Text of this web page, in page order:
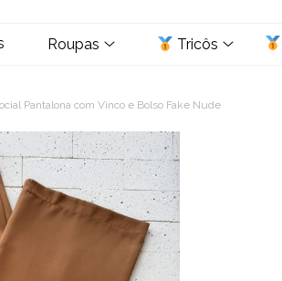
Roupas Tricôs
Pantalona com Vinco e Bolso Fake Nude